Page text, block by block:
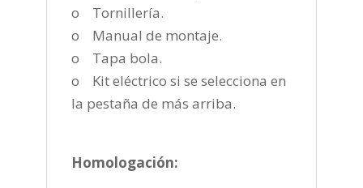
o Tornillería.
o Manual de montaje.
o Tapa bola.
o Kit eléctrico si se selecciona en
la pestaña de más arriba.
Homologación: